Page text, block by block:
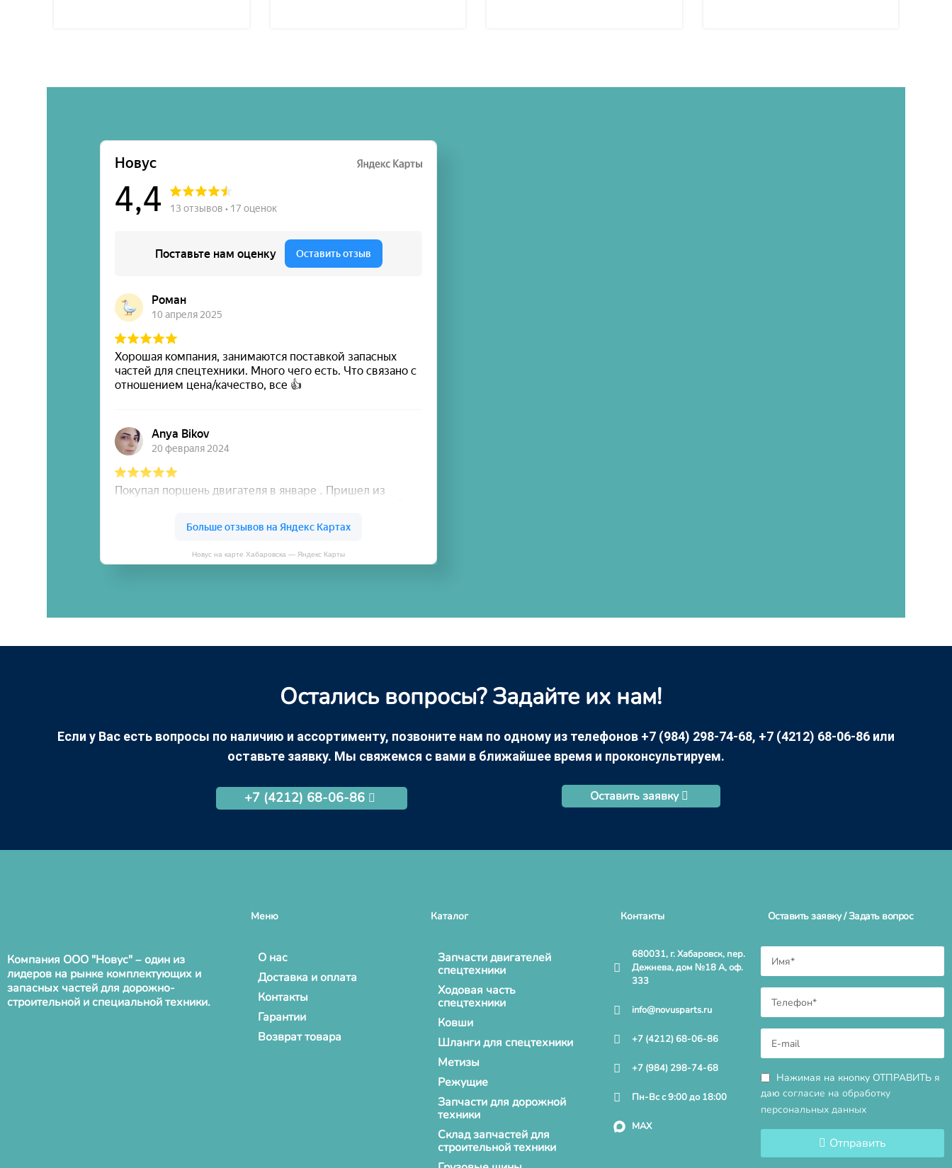
Новус на карте Хабаровска — Яндекс Карты
Остались вопросы? Задайте их нам!
Если у Вас есть вопросы по наличию и ассортименту, позвоните нам по одному из телефонов +7 (984) 298-74-68, +7 (4212) 68-06-86 или
оставьте заявку. Мы свяжемся с вами в ближайшее время и проконсультируем.
+7 (4212) 68-06-86 Оставить заявку
Компания ООО "Новус" – один из
лидеров на рынке комплектующих и
запасных частей для дорожно-
строительной и специальной техники.
Меню
О нас
Доставка и оплата
Контакты
Гарантии
Возврат товара
Каталог
Запчасти двигателей
спецтехники
Ходовая часть
спецтехники
Ковши
Шланги для спецтехники
Метизы
Режущие
Запчасти для дорожной
техники
Склад запчастей для
строительной техники
Контакты
680031, г. Хабаровск, пер.
Дежнева, дом №18 А, оф.
333
info@novusparts.ru
+7 (4212) 68-06-86
+7 (984) 298-74-68
Пн-Вс с 9:00 до 18:00
MAX
Оставить заявку / Задать вопрос
Нажимая на кнопку ОТПРАВИТЬ я
даю согласие на обработку
персональных данных
Отправить